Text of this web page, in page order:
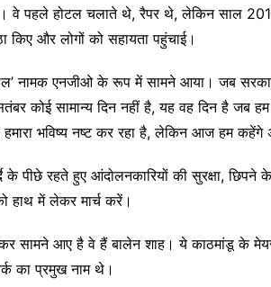
वे पहले होटल चलाते थे, रैपर थे, लेकिन साल
और लोगों को सहायता पहुंचाई।
नामक एनजीओ के रूप में सामने आया। जब
कोई सामान्य दिन नहीं है, यह वह दिन है जब
हमारा भविष्य नष्ट कर रहा है, लेकिन आज हम
के पीछे रहते हुए आंदोलनकारियों की सुरक्षा,
हाथ में लेकर मार्च करें।
सामने आए है वे हैं बालेन शाह। ये काठमांडू के
का प्रमुख नाम थे।